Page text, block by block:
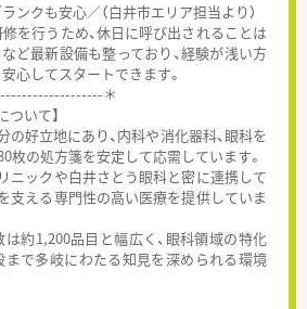
ンクも安心／（白井市エリア担当より）
を行うため、休日に呼び出されることは
ど最新設備も整っており、経験が浅い方
心してスタートできます。
＊
ついて】
好立地にあり、内科や消化器科、眼科を
枚の処方箋を安定して応需しています。
ニックや白井さとう眼科と密に連携して
支える専門性の高い医療を提供していま
約1,200品目と幅広く、眼科領域の特化
まで多岐にわたる知見を深められる環境